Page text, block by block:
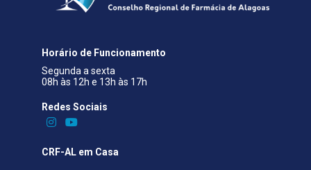
Horário de Funcionamento
Segunda a sexta
08h às 12h e 13h às 17h
Redes Sociais​
CRF-AL em Casa